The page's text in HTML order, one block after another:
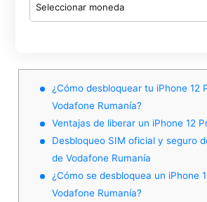
Seleccionar moneda
¿Cómo desbloquear tu iPhone 12
Vodafone Rumanía?
Ventajas de liberar un iPhone 12
Desbloqueo SIM oficial y seguro
de Vodafone Rumanía
¿Cómo se desbloquea un iPhone
Vodafone Rumanía?